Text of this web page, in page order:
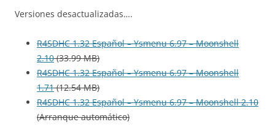
Versiones desactualizadas….
R4SDHC 1.32 Español – Ysmenu 6.97 – Moonshell
2.10(33.99 MB)
R4SDHC 1.32 Español – Ysmenu 6.97 – Moonshell
1.71(12.54 MB)
R4SDHC 1.32 Español – Ysmenu 6.97 – Moonshell 2.10
(Arranque automático)